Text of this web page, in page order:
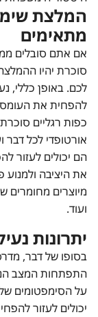
המלצת
מתאימים
אם אתם סובלים
סוכרת יהיו
לכם. באופן כללי,
להפחית את העומס
כפות רגליים
אורטופדי לכל דבר
הם יכולים לעזור
את היציבה ולמנוע
מיוצרים מחומרים
ועוד.
יתרונות
בסופו של דבר,
התפתחות המצב
על הסימפטומים
יכולים לעזור